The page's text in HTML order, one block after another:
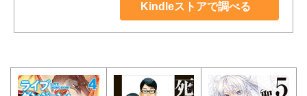
Kindleストアで調べる